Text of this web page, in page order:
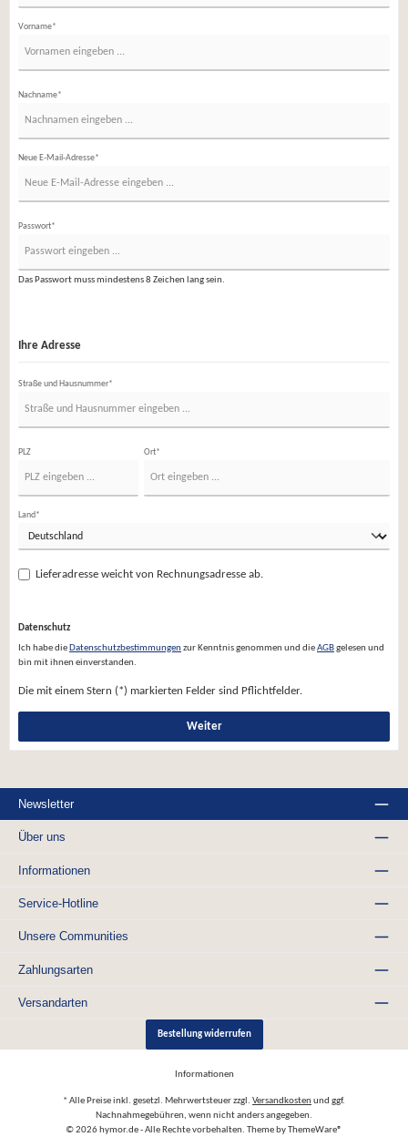
Vorname*
Nachname*
Neue E-Mail-Adresse*
Passwort*
Das Passwort muss mindestens 8 Zeichen lang sein.
Ihre Adresse
Straße und Hausnummer*
PLZ Ort*
Land*
Lieferadresse weicht von Rechnungsadresse ab.
Datenschutz
Ich habe die Datenschutzbestimmungenzur Kenntnis genommen und dieAGBgelesen und
bin mit ihnen einverstanden.
Die mit einem Stern (*) markierten Felder sind Pflichtfelder.
Weiter
Newsletter
Über uns
Informationen
Service-Hotline
Unsere Communities
Zahlungsarten
Versandarten
Bestellung widerrufen
Informationen
* Alle Preise inkl. gesetzl. Mehrwertsteuer zzgl. Versandkosten und ggf.
Nachnahmegebühren, wenn nicht anders angegeben.
© 2026 hymor.de - Alle Rechte vorbehalten. Theme byThemeWare®